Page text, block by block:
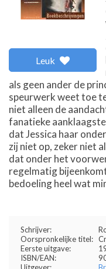
Leuk
als geen ander de
speurwerk weet toe
niet alleen de
fanatieke
dat Jessica haar
zij niet op, zeker niet
dat onder het
regelmatig
bedoeling heel wat
Schrijver:
Oorspronkelijke titel:
Eerste uitgave:
ISBN/EAN:
Uitgever: